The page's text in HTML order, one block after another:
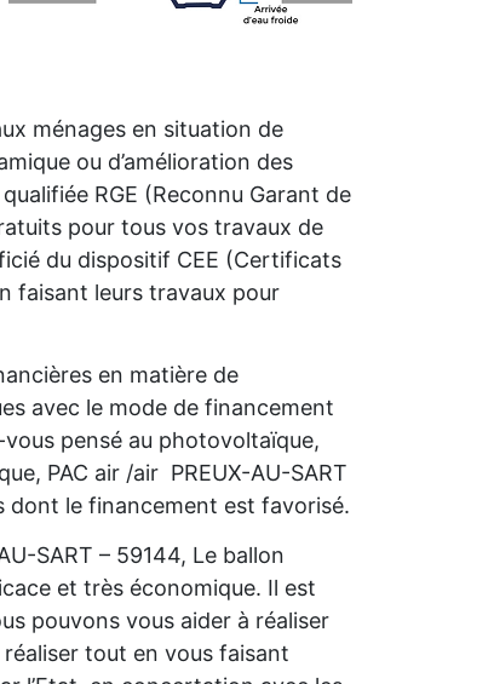
ménages en situation de
ou d’amélioration des
RGE (Reconnu Garant de
pour tous vos travaux de
du dispositif CEE (Certificats
faisant leurs travaux pour
en matière de
avec le mode de financement
pensé au photovoltaïque,
PAC air /air PREUX-AU-SART
dont le financement est favorisé.
SART – 59144, Le ballon
et très économique. Il est
pouvons vous aider à réaliser
tout en vous faisant